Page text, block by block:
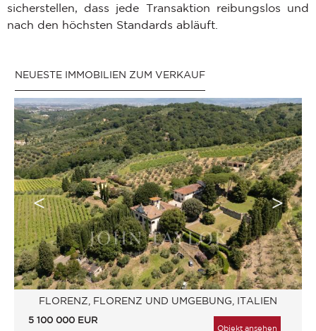
sicherstellen, dass jede Transaktion reibungslos und
nach den höchsten Standards abläuft.
NEUESTE IMMOBILIEN ZUM VERKAUF
FLORENZ, FLORENZ UND UMGEBUNG, ITALIEN
5 100 000 EUR
Objekt ansehen